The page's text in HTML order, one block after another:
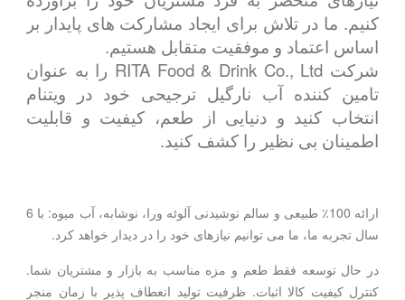
کنیم. ما در تلاش برای ایجاد مشارکت های پایدار بر
اساس اعتماد و موفقیت متقابل هستیم.
شرکت RITA Food & Drink Co., Ltd را به عنوان
تامین کننده آب نارگیل ترجیحی خود در ویتنام
انتخاب کنید و دنیایی از طعم، کیفیت و قابلیت
اطمینان بی نظیر را کشف کنید.
ارائه 100٪ طبیعی و سالم نوشیدنی آلوئه ورا، نوشابه، آب میوه: با 6
سال تجربه ما، ما می توانیم نیازهای خود را در دیدار خواهد کرد.
در حال توسعه فقط طعم و مزه مناسب به بازار و مشتریان شما.
کنترل کیفیت کالا اثبات. ظرفیت تولید انعطاف پذیر با زمان منجر